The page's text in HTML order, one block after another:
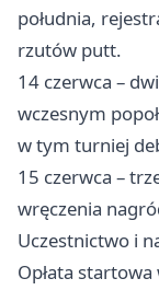
południa,
rzutów putt.
14 czerwca –
wczesnym
w tym turniej
15 czerwca –
wręczenia
Uczestnictwo i
Opłata